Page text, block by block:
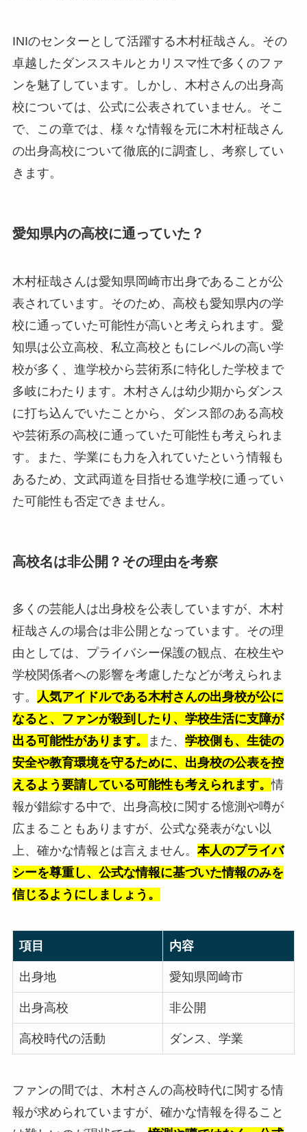
INIのセンターとして活躍する木村柾哉さん。その
卓越したダンススキルとカリスマ性で多くのファ
ンを魅了しています。しかし、木村さんの出身高
校については、公式に公表されていません。そこ
で、この章では、様々な情報を元に木村柾哉さん
の出身高校について徹底的に調査し、考察してい
きます。
愛知県内の高校に通っていた？
木村柾哉さんは愛知県岡崎市出身であることが公
表されています。そのため、高校も愛知県内の学
校に通っていた可能性が高いと考えられます。愛
知県は公立高校、私立高校ともにレベルの高い学
校が多く、進学校から芸術系に特化した学校まで
多岐にわたります。木村さんは幼少期からダンス
に打ち込んでいたことから、ダンス部のある高校
や芸術系の高校に通っていた可能性も考えられま
す。また、学業にも力を入れていたという情報も
あるため、文武両道を目指せる進学校に通ってい
た可能性も否定できません。
高校名は非公開？その理由を考察
多くの芸能人は出身校を公表していますが、木村
柾哉さんの場合は非公開となっています。その理
由としては、プライバシー保護の観点、在校生や
学校関係者への影響を考慮したなどが考えられま
す。
人気アイドルである木村さんの出身校が公に
なると、ファンが殺到したり、学校生活に支障が
出る可能性があります。
また、 学校側も、生徒の
安全や教育環境を守るために、出身校の公表を控
えるよう要請している可能性も考えられます。情
報が錯綜する中で、出身高校に関する憶測や噂が
広まることもありますが、公式な発表がない以
上、確かな情報とは言えません。 本人のプライバ
シーを尊重し、公式な情報に基づいた情報のみを
信じるようにしましょう。
項目 内容
出身地 愛知県岡崎市
出身高校 非公開
高校時代の活動 ダンス、学業
ファンの間では、木村さんの高校時代に関する情
報が求められていますが、確かな情報を得ること